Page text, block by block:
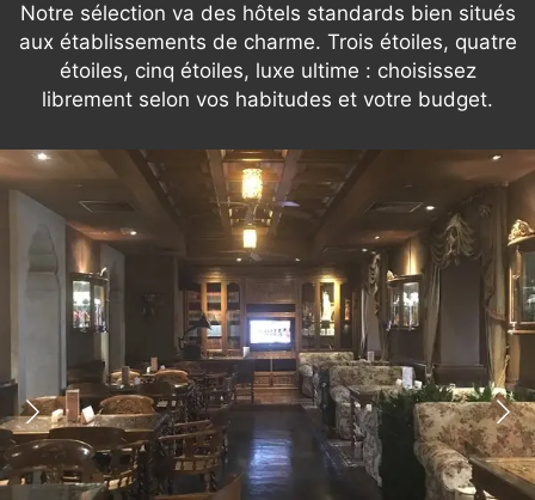
Notre sélection va des hôtels standards bien situés
aux établissements de charme. Trois étoiles, quatre
étoiles, cinq étoiles, luxe ultime : choisissez
librement selon vos habitudes et votre budget.